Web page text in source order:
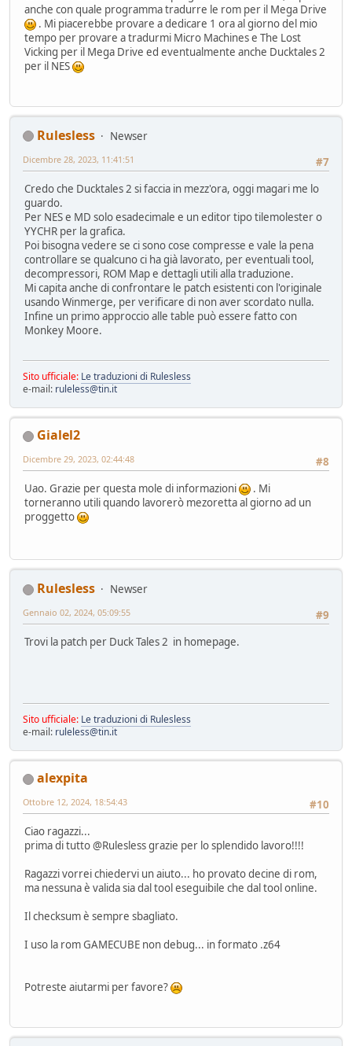
anche con quale programma tradurre le rom per il Mega Drive
. Mi piacerebbe provare a dedicare 1 ora al giorno del mio
tempo per provare a tradurmi Micro Machines e The Lost
Vicking per il Mega Drive ed eventualmente anche Ducktales 2
per il NES
Rulesless
Newser
#7
Dicembre 28, 2023, 11:41:51
Credo che Ducktales 2 si faccia in mezz'ora, oggi magari me lo
guardo.
Per NES e MD solo esadecimale e un editor tipo tilemolester o
YYCHR per la grafica.
Poi bisogna vedere se ci sono cose compresse e vale la pena
controllare se qualcuno ci ha già lavorato, per eventuali tool,
decompressori, ROM Map e dettagli utili alla traduzione.
Mi capita anche di confrontare le patch esistenti con l'originale
usando Winmerge, per verificare di non aver scordato nulla.
Infine un primo approccio alle table può essere fatto con
Monkey Moore.
Sito ufficiale: Le traduzioni di Rulesless
e-mail: ruleless@tin.it
Gialel2
#8
Dicembre 29, 2023, 02:44:48
Uao. Grazie per questa mole di informazioni
. Mi
torneranno utili quando lavorerò mezoretta al giorno ad un
proggetto
Rulesless
Newser
#9
Gennaio 02, 2024, 05:09:55
Trovi la patch per Duck Tales 2 in homepage.
Sito ufficiale: Le traduzioni di Rulesless
e-mail: ruleless@tin.it
alexpita
#10
Ottobre 12, 2024, 18:54:43
Ciao ragazzi...
prima di tutto @Rulesless grazie per lo splendido lavoro!!!!
Ragazzi vorrei chiedervi un aiuto... ho provato decine di rom,
ma nessuna è valida sia dal tool eseguibile che dal tool online.
Il checksum è sempre sbagliato.
I uso la rom GAMECUBE non debug... in formato .z64
Potreste aiutarmi per favore?